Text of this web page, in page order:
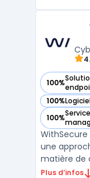
charges
100%
— voir
100%
— voir
100%
— voir
une
matière de
entreprises
Plus d’infos